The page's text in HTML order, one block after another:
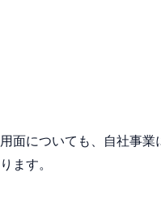
面についても、自社事
ます。